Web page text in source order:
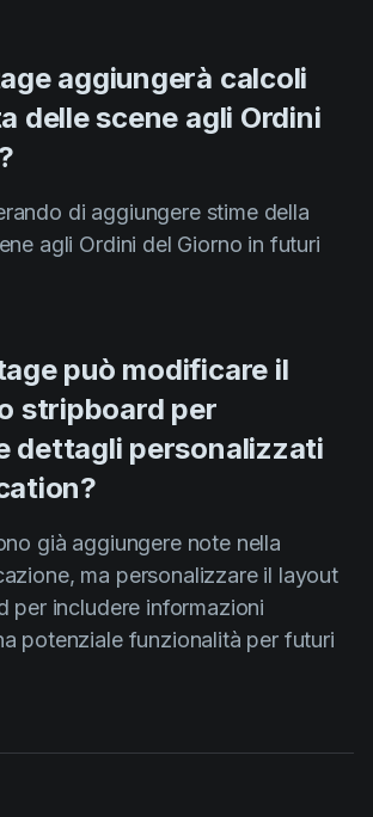
aggiungerà calcoli
delle scene agli Ordini
di aggiungere stime della
agli Ordini del Giorno in futuri
può modificare il
stripboard per
dettagli personalizzati
già aggiungere note nella
ma personalizzare il layout
per includere informazioni
potenziale funzionalità per futuri